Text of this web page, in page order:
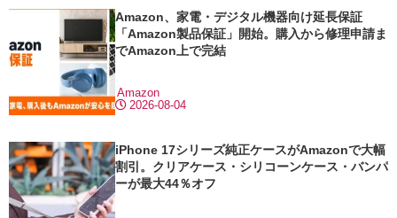
Amazon、家電・デジタル機器向け延長保証
「Amazon製品保証」開始。購入から修理申請ま
でAmazon上で完結
2026-08-04
Amazon
iPhone 17シリーズ純正ケースがAmazonで大幅
割引。クリアケース・シリコーンケース・バンパ
ーが最大44％オフ